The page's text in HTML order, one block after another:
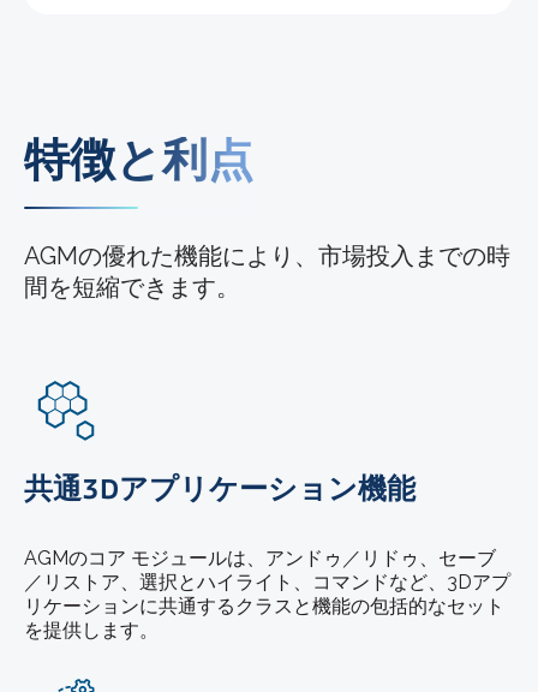
特徴と利点
AGMの優れた機能により、市場投入までの時
間を短縮できます。
共通3Dアプリケーション機能
AGMのコア モジュールは、アンドゥ／リドゥ、セーブ
／リストア、選択とハイライト、コマンドなど、3Dアプ
リケーションに共通するクラスと機能の包括的なセット
を提供します。